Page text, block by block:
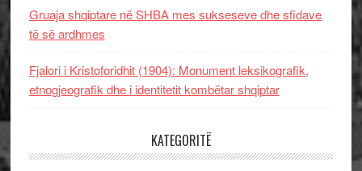
Gruaja shqiptare në SHBA mes sukseseve dhe sfidave
të së ardhmes
Fjalori i Kristoforidhit (1904): Monument leksikografik,
etnogjeografik dhe i identitetit kombëtar shqiptar
KATEGORITË